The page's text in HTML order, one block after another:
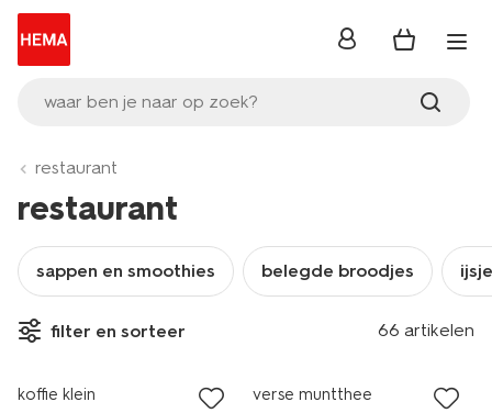
waar ben je naar op zoek?
inloggen
restaurant
restaurant
sappen en smoothies belegde broodjes
filter en sorteer 66 artikelen
koffie klein verse muntthee